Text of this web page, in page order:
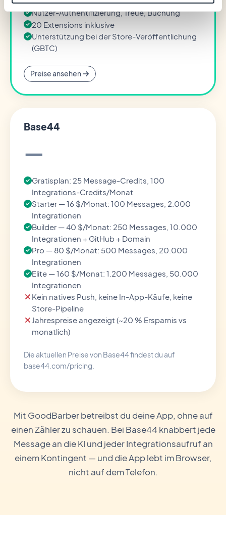
Nutzer-Authentifizierung, Treue, Buchung
20 Extensions inklusive
Unterstützung bei der Store-Veröffentlichung
(GBTC)
Preise ansehen
Base44
—
Gratisplan: 25 Message-Credits, 100
Integrations-Credits/Monat
Starter — 16 $/Monat: 100 Messages, 2.000
Integrationen
Builder — 40 $/Monat: 250 Messages, 10.000
Integrationen + GitHub + Domain
Pro — 80 $/Monat: 500 Messages, 20.000
Integrationen
Elite — 160 $/Monat: 1.200 Messages, 50.000
Integrationen
Kein natives Push, keine In-App-Käufe, keine
Store-Pipeline
Jahrespreise angezeigt (~20 % Ersparnis vs
monatlich)
Die aktuellen Preise von Base44 findest du auf
base44.com/pricing.
Mit GoodBarber betreibst du deine App, ohne auf
einen Zähler zu schauen. Bei Base44 knabbert jede
Message an die KI und jeder Integrationsaufruf an
einem Kontingent — und die App lebt im Browser,
nicht auf dem Telefon.